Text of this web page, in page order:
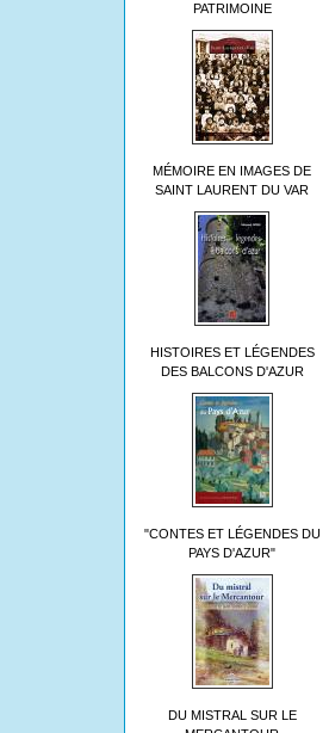
PATRIMOINE
MÉMOIRE EN IMAGES DE
SAINT LAURENT DU VAR
HISTOIRES ET LÉGENDES
DES BALCONS D'AZUR
"CONTES ET LÉGENDES DU
PAYS D'AZUR"
DU MISTRAL SUR LE